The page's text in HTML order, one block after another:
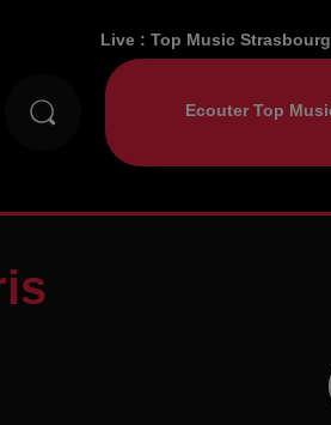
Live :Top Music Strasbourg